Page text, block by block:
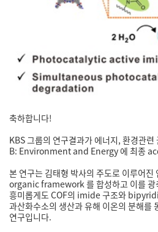
축하합니다!
KBS 그룹의 연구결과가 에너지, 환경관
B: Environment and Energy 에 최종
본 연구는 김태형 박사의 주도로 이루어
organic framework 를 합성하고 이를 광
흥미롭게도 COF의 imide 구조와
과산화수소의 생산과 유해 이온의 분해를
연구입니다.